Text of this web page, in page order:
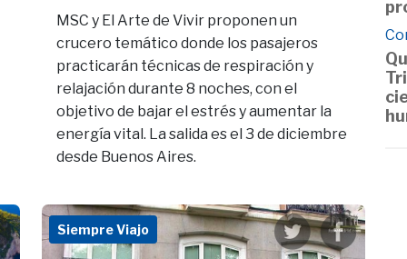
MSC y El Arte de Vivir proponen un
crucero temático donde los pasajeros
practicarán técnicas de respiración y
relajación durante 8 noches, con el
objetivo de bajar el estrés y aumentar la
energía vital. La salida es el 3 de diciembre
desde Buenos Aires.
Siempre Viajo